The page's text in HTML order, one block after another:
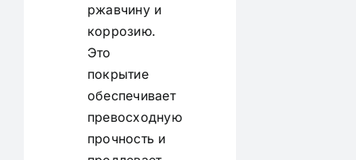
ржавчину и
коррозию.
Это
покрытие
обеспечивает
превосходную
прочность и